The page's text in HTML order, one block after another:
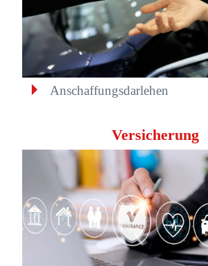
Anschaffungsdarlehen
Versicherung